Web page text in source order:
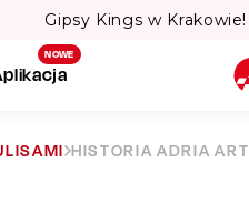
NOWE
HISTORIA ADRIA ART